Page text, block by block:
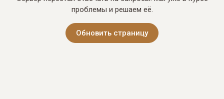
проблемы и решаем её.
Обновить страницу